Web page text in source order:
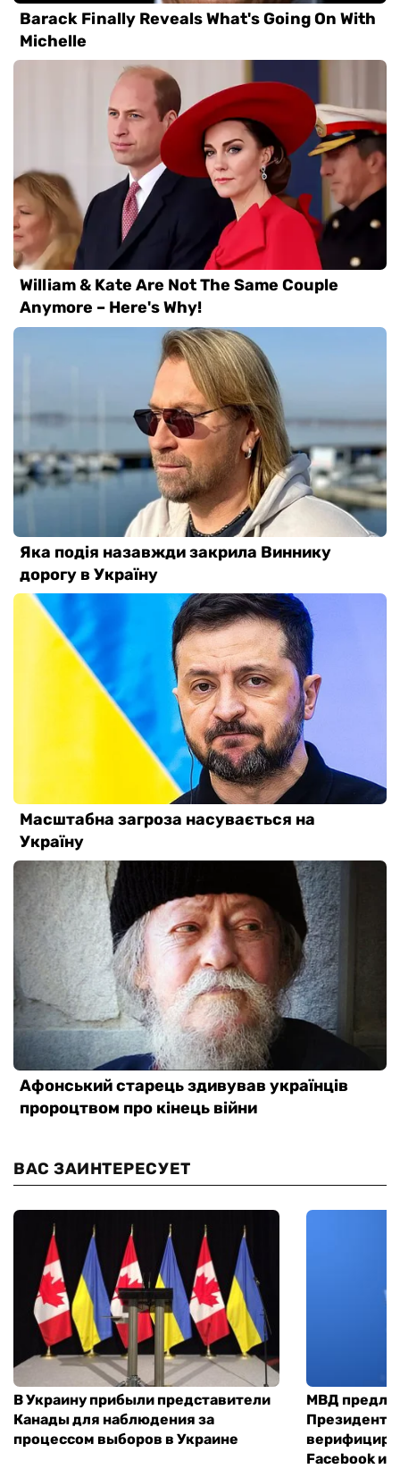
ВАС ЗАИНТЕРЕСУЕТ
В Украину прибыли представители
Канады для наблюдения за
процессом выборов в Украине
МВД
Facebook и